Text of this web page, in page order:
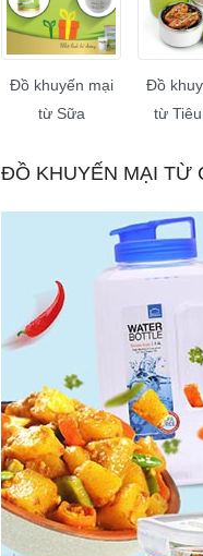
Đồ khuyến mại
từ Sữa
Đồ
từ
ĐỒ KHUYẾN MẠI TỪ